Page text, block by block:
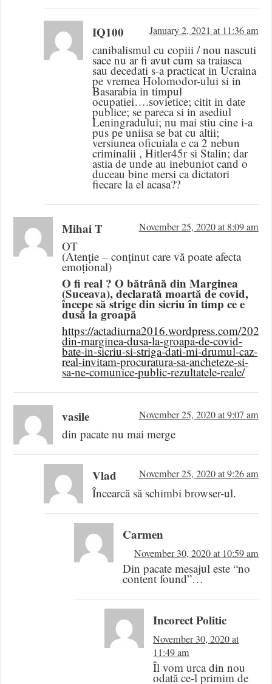
IQ100 January 2, 2021 at 11:36 am
canibalismul cu copiii / nou nascuti
sace nu ar fi avut cum sa traiasca
sau decedati s-a practicat in Ucraina
pe vremea Holomodor-ului si in
Basarabia in timpul
ocupatiei….sovietice; citit in date
publice; se pareca si in asediul
Leningradului; nu mai stiu cine i-a
pus pe uniisa se bat cu altii;
versiunea oficuiala e ca 2 nebun
criminalii , Hitler45r si Stalin; dar
astia de unde au inebuniot cand o
duceau bine mersi ca dictatori
fiecare la el acasa??
Mihai T November 25, 2020 at 8:09 am
OT
(Atenție – conținut care vă poate afecta
emoțional)
O fi real ? O bătrână din Marginea
(Suceava), declarată moartă de covid,
începe să strige din sicriu în timp ce e
dusă la groapă
https://actadiurna2016.wordpress.com/
din-marginea-dusa-la-groapa-de-covid-
bate-in-sicriu-si-striga-dati-mi-drumul-caz-
real-invitam-procuratura-sa-ancheteze-si-
sa-ne-comunice-public-rezultatele-reale/
vasile November 25, 2020 at 9:07 am
din pacate nu mai merge
Vlad November 25, 2020 at 9:26 am
Încearcă să schimbi browser-ul.
Carmen
November 30, 2020 at 10:59 am
Din pacate mesajul este “no
content found”…
Incorect Politic
November 30, 2020 at
11:49 am
Îl vom urca din nou
odată ce-l primim de